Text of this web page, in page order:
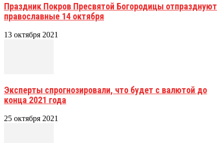
Праздник Покров Пресвятой Богородицы отпразднуют
православные 14 октября
13 октября 2021
Эксперты спрогнозировали, что будет с валютой до
конца 2021 года
25 октября 2021